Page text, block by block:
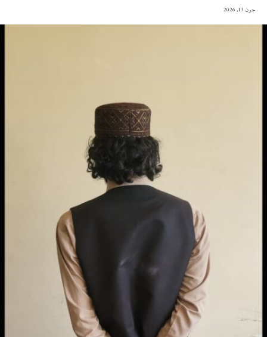
جون 13, 2026